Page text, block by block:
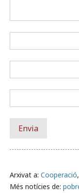
Arxivat a: Cooperació,
Més notícies de: